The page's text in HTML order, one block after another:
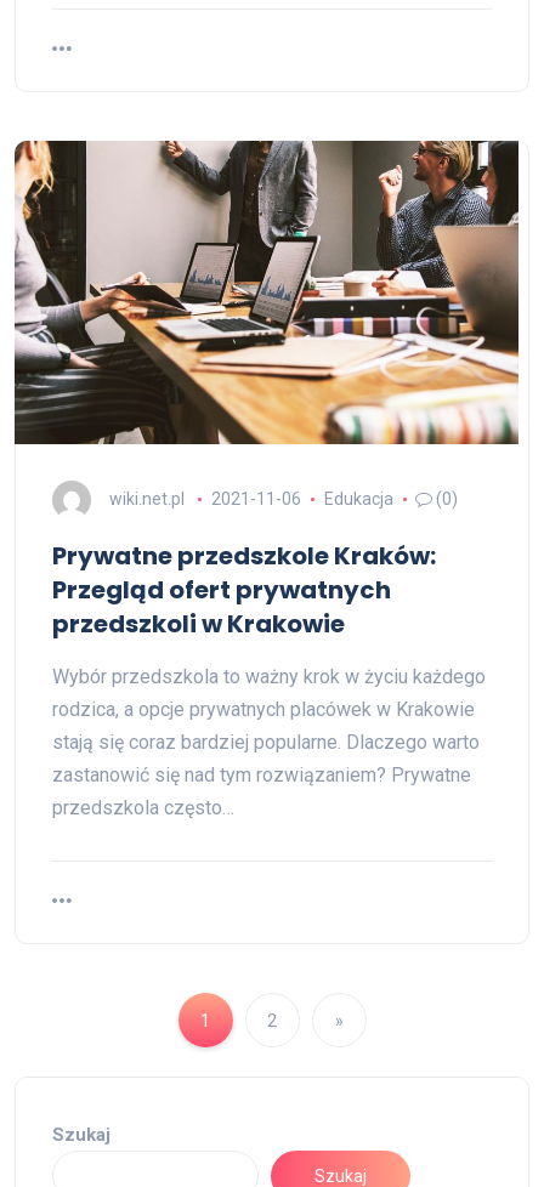
wiki.net.pl 2021-11-06 Edukacja (0)
Prywatne przedszkole Kraków:
Przegląd ofert prywatnych
przedszkoli w Krakowie
Wybór przedszkola to ważny krok w życiu każdego
rodzica, a opcje prywatnych placówek w Krakowie
stają się coraz bardziej popularne. Dlaczego warto
zastanowić się nad tym rozwiązaniem? Prywatne
przedszkola często…
1 2 »
Szukaj
Szukaj